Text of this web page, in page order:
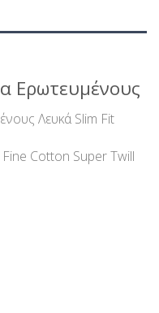
Ερωτευμένους
Λευκά Slim Fit
Cotton Super Twill